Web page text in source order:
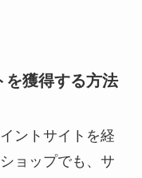
を獲得する方法
ントサイトを経
ョップでも、サ